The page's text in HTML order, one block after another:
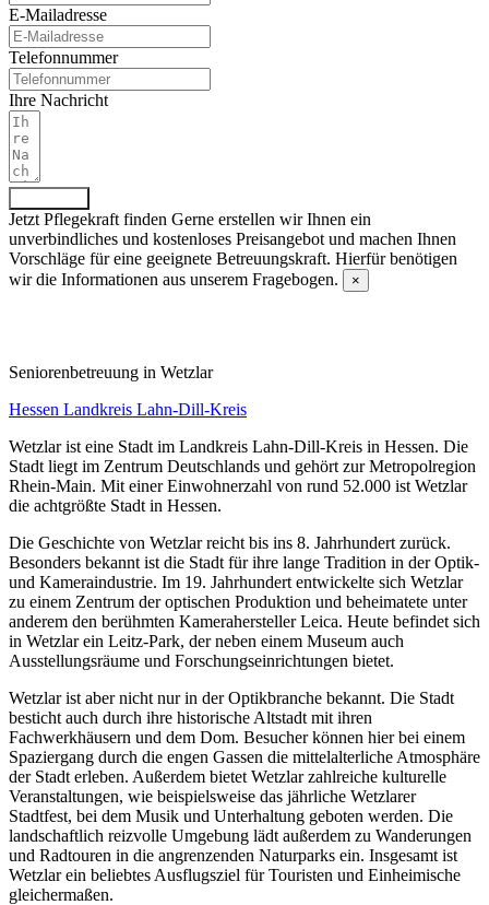
E-Mailadresse
Telefonnummer
Ihre Nachricht
Jetzt Pflegekraft finden Gerne erstellen wir Ihnen ein
unverbindliches und kostenloses Preisangebot und machen Ihnen
Vorschläge für eine geeignete Betreuungskraft. Hierfür benötigen
wir die Informationen aus unserem Fragebogen.
×
Senioren­betreuung in Wetzlar
Hessen Landkreis Lahn-Dill-Kreis
Wetzlar ist eine Stadt im Landkreis Lahn-Dill-Kreis in Hessen. Die
Stadt liegt im Zentrum Deutschlands und gehört zur Metropolregion
Rhein-Main. Mit einer Einwohnerzahl von rund 52.000 ist Wetzlar
die achtgrößte Stadt in Hessen.
Die Geschichte von Wetzlar reicht bis ins 8. Jahrhundert zurück.
Besonders bekannt ist die Stadt für ihre lange Tradition in der Optik-
und Kameraindustrie. Im 19. Jahrhundert entwickelte sich Wetzlar
zu einem Zentrum der optischen Produktion und beheimatete unter
anderem den berühmten Kamerahersteller Leica. Heute befindet sich
in Wetzlar ein Leitz-Park, der neben einem Museum auch
Ausstellungsräume und Forschungseinrichtungen bietet.
Wetzlar ist aber nicht nur in der Optikbranche bekannt. Die Stadt
besticht auch durch ihre historische Altstadt mit ihren
Fachwerkhäusern und dem Dom. Besucher können hier bei einem
Spaziergang durch die engen Gassen die mittelalterliche Atmosphäre
der Stadt erleben. Außerdem bietet Wetzlar zahlreiche kulturelle
Veranstaltungen, wie beispielsweise das jährliche Wetzlarer
Stadtfest, bei dem Musik und Unterhaltung geboten werden. Die
landschaftlich reizvolle Umgebung lädt außerdem zu Wanderungen
und Radtouren in die angrenzenden Naturparks ein. Insgesamt ist
Wetzlar ein beliebtes Ausflugsziel für Touristen und Einheimische
gleichermaßen.